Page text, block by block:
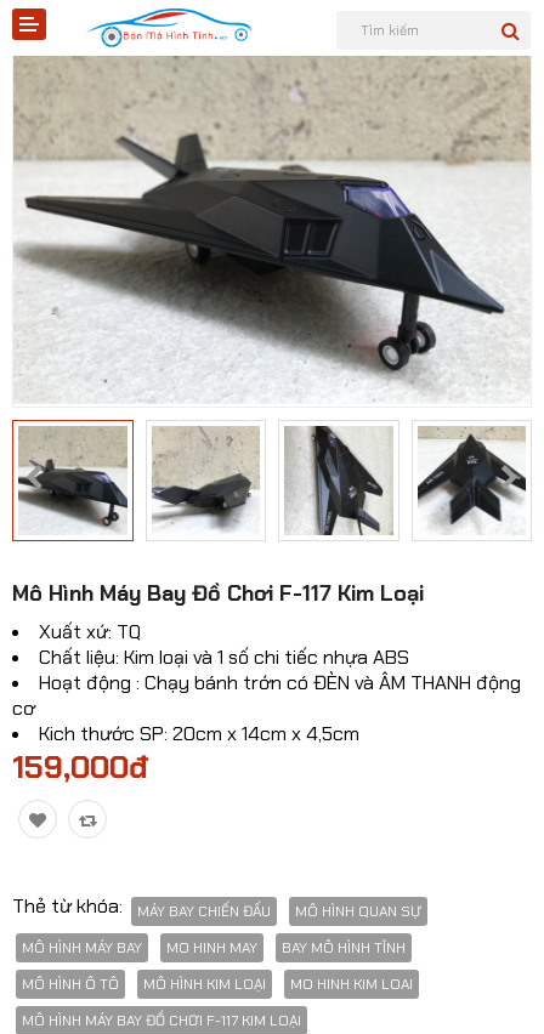
Shopee
Tiktok
Sản phẩm
Tin tức
Liên hệ
Mô hình quân sự
Mô hình xe cơ giới
Mô hình Xe cổ
Tỷ lệ mô hình
Mô hình lắp ráp
Máy bay dân sự
Mô hình xe mô tô - xe máy
Xem thêm danh mục
Mô Hình Máy Bay Đồ Chơi F-117 Kim Loại
Xuất xứ: TQ
Chất liệu: Kim loại và 1 số chi tiếc nhựa ABS
Hoạt động : Chạy bánh trớn có ĐÈN và ÂM THANH động
cơ
Kich thước SP: 20cm x 14cm x 4,5cm
159,000đ
Thẻ từ khóa: MÁY BAY CHIẾN ĐẤU
MÔ HÌNH QUAN SỰ
MÔ HÌNH MÁY BAY
MO HINH MAY
BAY MÔ HÌNH TĨNH
MÔ HÌNH Ô TÔ
MÔ HÌNH KIM LOẠI
MO HINH KIM LOAI
MÔ HÌNH MÁY BAY ĐỒ CHƠI F-117 KIM LOẠI